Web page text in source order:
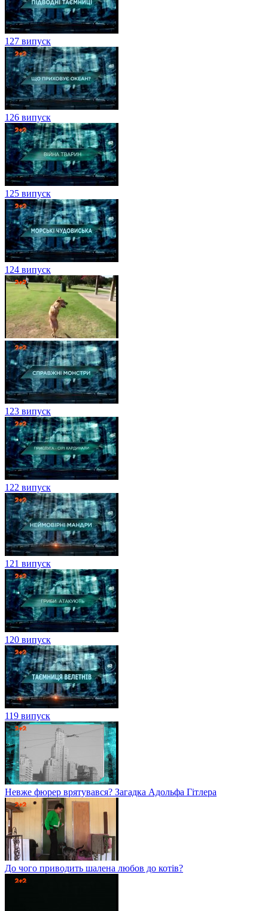
127 випуск
126 випуск
125 випуск
124 випуск
123 випуск
122 випуск
121 випуск
120 випуск
119 випуск
Невже фюрер врятувався? Загадка Адольфа Гітлера
До чого приводить шалена любов до котів?